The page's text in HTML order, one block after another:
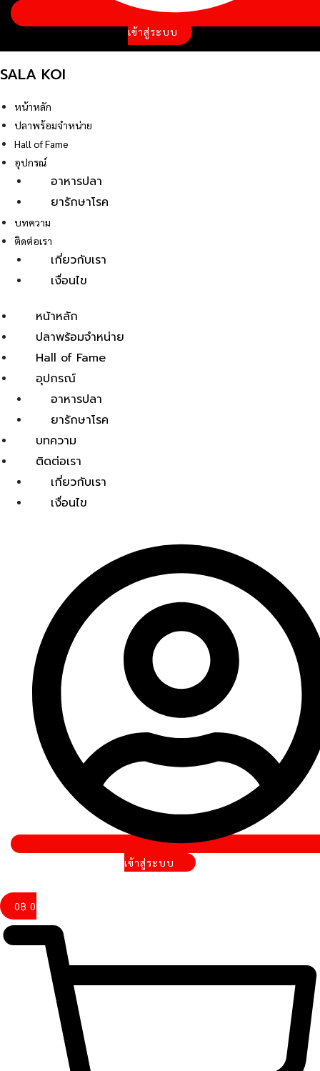
เข้าสู่ระบบ
SALA KOI
หน้าหลัก
ปลาพร้อมจำหน่าย
Hall of Fame
อุปกรณ์
อาหารปลา
ยารักษาโรค
บทความ
ติดต่อเรา
เกี่ยวกับเรา
เงื่อนไข
หน้าหลัก
ปลาพร้อมจำหน่าย
Hall of Fame
อุปกรณ์
อาหารปลา
ยารักษาโรค
บทความ
ติดต่อเรา
เกี่ยวกับเรา
เงื่อนไข
เข้าสู่ระบบ
0฿ 0